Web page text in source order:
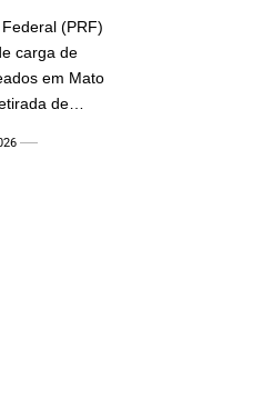
(PRF)
carga de
em Mato
de…